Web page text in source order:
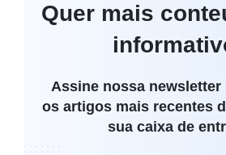
Quer mais
Assine nossa newsletter
os artigos mais recentes
sua caixa de